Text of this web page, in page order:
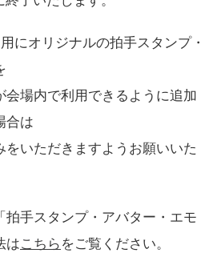
にオリジナルの拍手スタンプ・
会場内で利用できるように追加
合は
をいただきますようお願いいた
拍手スタンプ・アバター・エモ
はこちら をご覧ください。